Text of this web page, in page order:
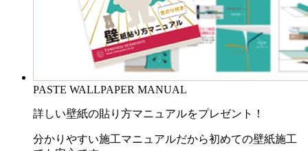
PASTE WALLPAPER MANUAL
詳しい壁紙の貼り方マニュアルをプレゼント！
分かりやすい施工マニュアルだから初めての壁紙施工